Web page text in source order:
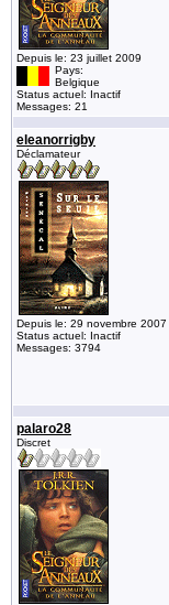
Depuis le: 23 juillet 2009
Pays:
Belgique
Status actuel: Inactif
Messages: 21
eleanorrigby
Déclamateur
Depuis le: 29 novembre 2007
Status actuel: Inactif
Messages: 3794
palaro28
Discret